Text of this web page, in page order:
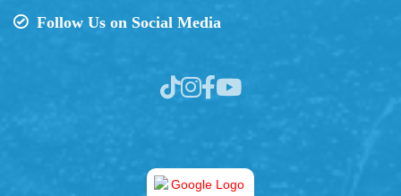
Follow Us on Social Media